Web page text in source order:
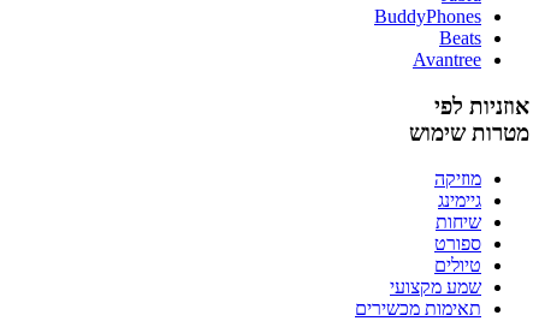
BuddyPhones
Beats
Avantree
אוזניות לפי
מטרות שימוש
מוזיקה
גיימינג
שיחות
ספורט
טיולים
שמע מקצועי
תאימות מכשירים